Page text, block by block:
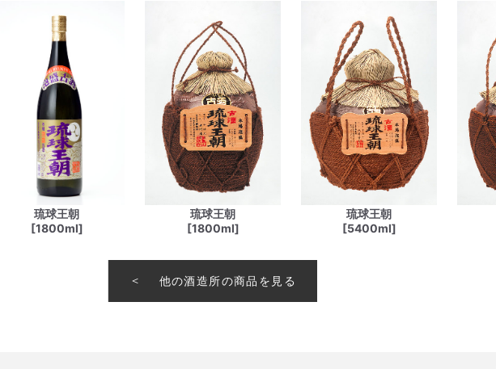
琉球王朝
[1800ml]
琉球王朝
[1800ml]
琉球王朝
[5400ml]
他の酒造所の商品を見る